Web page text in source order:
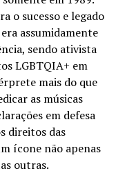
o sucesso e legado
era assumidamente
sendo ativista
LGBTQIA+ em
mais do que
as músicas
em defesa
direitos das
ícone não apenas
outras.